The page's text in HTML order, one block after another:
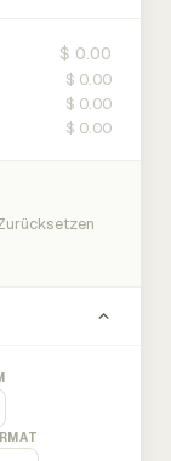
$ 0.00
$ 0.00
$ 0.00
$ 0.00